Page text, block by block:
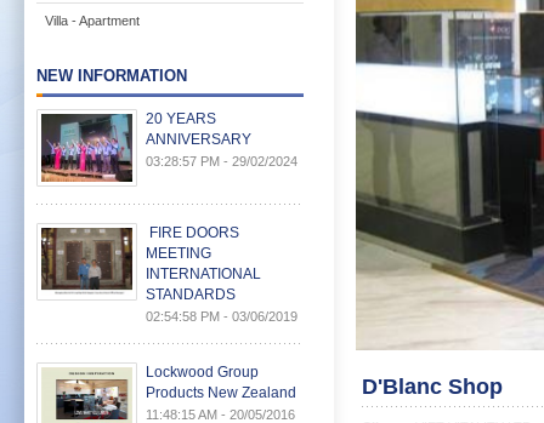
Villa - Apartment
NEW INFORMATION
20 YEARS
ANNIVERSARY
03:28:57 PM - 29/02/2024
FIRE DOORS
MEETING
INTERNATIONAL
STANDARDS
02:54:58 PM - 03/06/2019
Lockwood Group
Products New Zealand
11:48:15 AM - 20/05/2016
D'Blanc Shop